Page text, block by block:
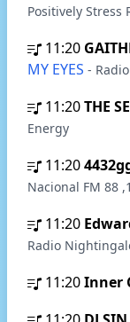
Positively Stress
11:20
MY EYES -
11:20THE
Energy
11:20
Nacional FM 88
11:20
Radio
11:20Inner